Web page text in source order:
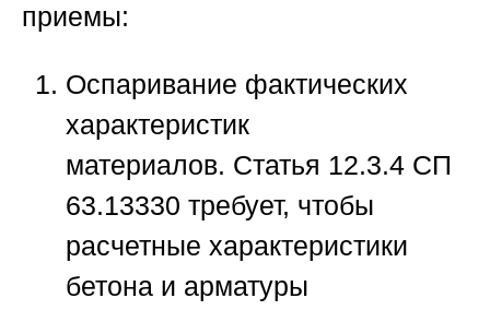
приемы:
Оспаривание фактических
характеристик
материалов. Статья 12.3.4 СП
63.13330 требует, чтобы
расчетные характеристики
бетона и арматуры